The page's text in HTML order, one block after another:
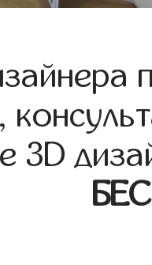
3D